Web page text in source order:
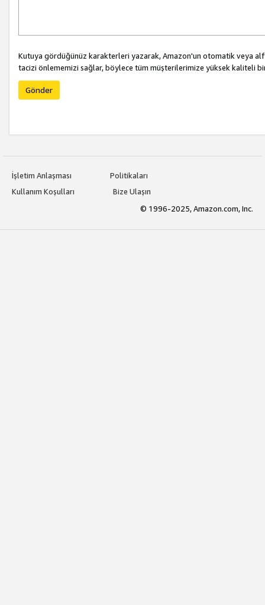
Kutuya gördüğünüz karakterleri yazarak, Amazon'un otomatik veya
tacizi önlememizi sağlar, böylece tüm müşterilerimize yüksek kaliteli
Gönder
İşletim Anlaşması
Politikaları
Kullanım Koşulları
Bize Ulaşın
© 1996-2025, Amazon.com, Inc.